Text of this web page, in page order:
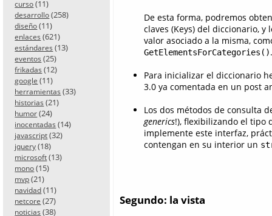
curso (11)
desarrollo (258)
diseño (11)
enlaces (621)
estándares (13)
eventos (25)
frikadas (12)
google (11)
herramientas (33)
historias (21)
humor (24)
inocentadas (14)
javascript (32)
jquery (18)
microsoft (13)
mono (15)
mvp (21)
navidad (11)
netcore (27)
noticias (38)
De esta forma, podremos
claves (Keys) del diccionario,
valor asociado a la misma,
GetElementsForCategories().
Para inicializar el diccionario
3.0 ya comentada en un post
Los dos métodos de consulta
generics!), flexibilizando el tipo
implemente este interfaz,
contengan en su interior un
Segundo: la vista